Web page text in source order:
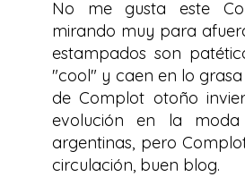
No me gusta este
mirando muy para
estampados son
"cool" y caen en lo
de Complot otoño
evolución en la
argentinas, pero
circulación, buen blog.